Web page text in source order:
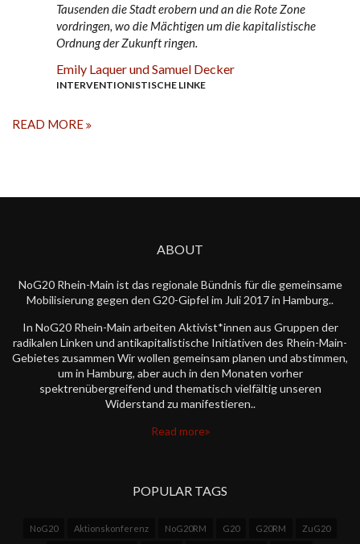
Tausenden die Stadt erobern und an die Rote Zone
vordringen, wo die Mächtigen um die kapitalistische
Ordnung der Zukunft ringen.
Emily Laquer und Samuel Decker
INTERVENTIONISTISCHE LINKE
READ MORE
ABOUT
NoG20 Rhein-Main ist das regionale Bündnis für die gemeinsame
Mobilisierung gegen den G20-Gipfel im Juli 2017 in Hamburg..
In NoG20 Rhein-Main arbeiten Aktivist*innen aus Gruppen der
radikalen Linken und antikapitalistische Initiativen des Rhein-Main-
Gebietes zusammen Wir wollen gemeinsam planen und abstimmen,
um in Hamburg, aber auch in den Monaten vorher
spektrenübergreifend und thematisch vielfältig unseren
Widerstand zu manifestieren..
Read more
POPULAR TAGS
NoG20 Aktionskonferenz NoG20RM G20 G20RM ZuG20